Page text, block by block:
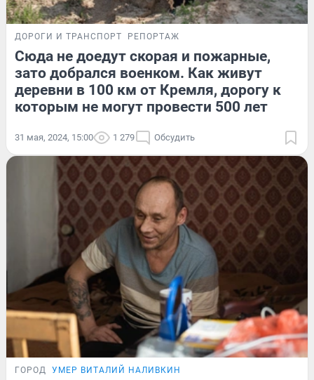
ДОРОГИ И ТРАНСПОРТ РЕПОРТАЖ
Сюда не доедут скорая и пожарные,
зато добрался военком. Как живут
деревни в 100 км от Кремля, дорогу к
которым не могут провести 500 лет
31 мая, 2024, 15:00 1 279 Обсудить
ГОРОД УМЕР ВИТАЛИЙ НАЛИВКИН